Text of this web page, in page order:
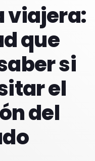
viajera:
que
si
el
del